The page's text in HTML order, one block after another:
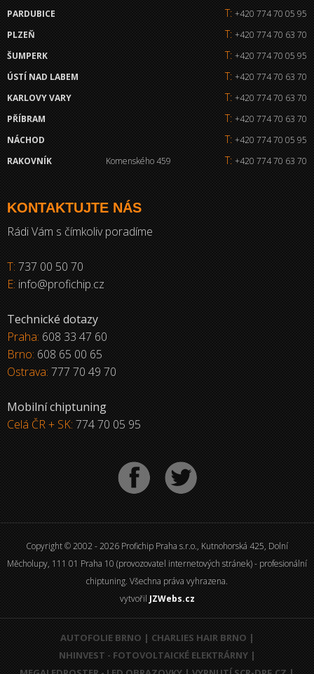
PARDUBICE
T: +420 774 70 05 95
PLZEŇ
T: +420 774 70 63 70
ŠUMPERK
T: +420 774 70 05 95
ÚSTÍ NAD LABEM
T: +420 774 70 63 70
KARLOVY VARY
T: +420 774 70 63 70
PŘÍBRAM
T: +420 774 70 63 70
NÁCHOD
T: +420 774 70 05 95
RAKOVNÍK
Komenského 459 T: +420 774 70 63 70
KONTAKTUJTE NÁS
Rádi Vám s čímkoliv poradíme
T: 737 00 50 70
E: info@profichip.cz
Technické dotazy
Praha: 608 33 47 60
Brno: 608 65 00 65
Ostrava: 777 70 49 70
Mobilní chiptuning
Celá ČR + SK: 774 70 05 95
Copyright © 2002 - 2026 Profichip Praha s.r.o., Kutnohorská 425, Dolní
Měcholupy, 111 01 Praha 10 (provozovatel internetových stránek) - profesionální
chiptuning. Všechna práva vyhrazena.
vytvořil JZWebs.cz
AUTOFOLIE BRNO | CHARLIES HAIR BRNO |
NHINVEST - FOTOVOLTAICKÉ ELEKTRÁRNY|